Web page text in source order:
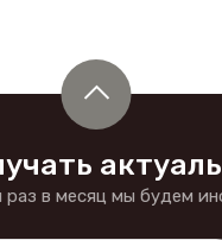
в месяц мы будем